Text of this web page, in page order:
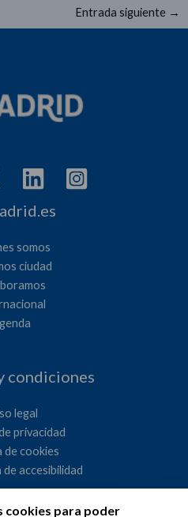
cookies para poder
Entrada siguiente →
somos
ciudad
condiciones
legal
privacidad
de cookies
accesibilidad